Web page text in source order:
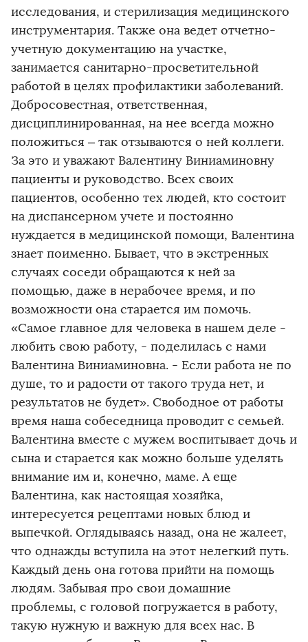
исследования, и стерилизация медицинского
инструментария. Также она ведет отчетно-
учетную документацию на участке,
занимается санитарно-просветительной
работой в целях профилактики заболеваний.
Добросовестная, ответственная,
дисциплинированная, на нее всегда можно
положиться – так отзываются о ней коллеги.
За это и уважают Валентину Виниаминовну
пациенты и руководство. Всех своих
пациентов, особенно тех людей, кто состоит
на диспансерном учете и постоянно
нуждается в медицинской помощи, Валентина
знает поименно. Бывает, что в экстренных
случаях соседи обращаются к ней за
помощью, даже в нерабочее время, и по
возможности она старается им помочь.
«Самое главное для человека в нашем деле -
любить свою работу, - поделилась с нами
Валентина Виниаминовна. - Если работа не по
душе, то и радости от такого труда нет, и
результатов не будет». Свободное от работы
время наша собеседница проводит с семьей.
Валентина вместе с мужем воспитывает дочь и
сына и старается как можно больше уделять
внимание им и, конечно, маме. А еще
Валентина, как настоящая хозяйка,
интересуется рецептами новых блюд и
выпечкой. Оглядываясь назад, она не жалеет,
что однажды вступила на этот нелегкий путь.
Каждый день она готова прийти на помощь
людям. Забывая про свои домашние
проблемы, с головой погружается в работу,
такую нужную и важную для всех нас. В